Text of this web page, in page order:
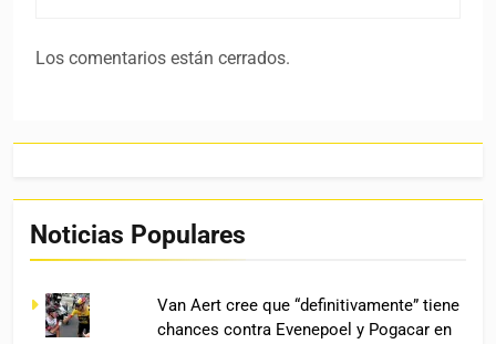
Los comentarios están cerrados.
Noticias Populares
Van Aert cree que “definitivamente” tiene
chances contra Evenepoel y Pogacar en